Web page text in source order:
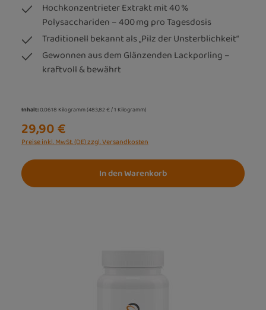
Hochkonzentrieter Extrakt mit 40 %
Polysacchariden – 400 mg pro Tagesdosis
Traditionell bekannt als „Pilz der Unsterblichkeit“
Gewonnen aus dem Glänzenden Lackporling –
kraftvoll & bewährt
Inhalt:0.0618 Kilogramm(483,82 € / 1 Kilogramm)
29,90 €
Preise inkl. MwSt. (DE) zzgl. Versandkosten
In den Warenkorb